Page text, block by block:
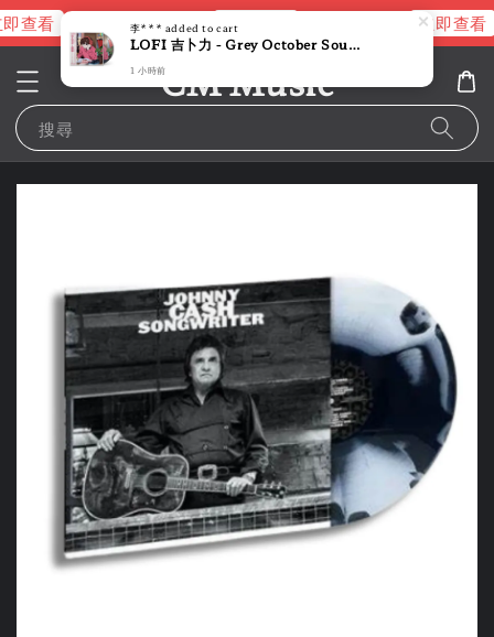
查看 進擊的巨人片頭曲 立即查看 立即查看
CM Music
搜尋
李*** added to cart
LOFI 吉卜力 - Grey October Sound（限量圖片彩膠｜黑膠唱片 LP）
1 小時前